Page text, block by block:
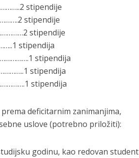
stipendije
stipendije
stipendije
stipendija
stipendija
stipendija
stipendija
deficitarnim zanimanjima,
uslove (potrebno priložiti):
godinu, kao redovan student